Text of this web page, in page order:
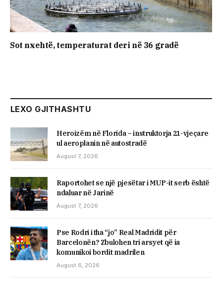
Sot nxehtë, temperaturat deri në 36 gradë
LEXO GJITHASHTU
Heroizëm në Florida – instruktorja 21-vjeçare
ul aeroplanin në autostradë
August 7, 2026
Raportohet se një pjesëtar i MUP-it serb është
ndaluar në Jarinë
August 7, 2026
Pse Rodri i tha “jo” Real Madridit për
Barcelonën? Zbulohen tri arsyet që ia
komunikoi bordit madrilen
August 6, 2026